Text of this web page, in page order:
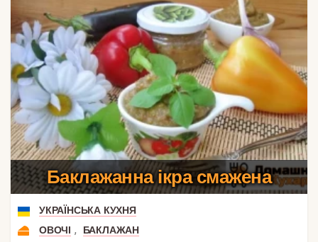
Баклажанна ікра смажена
УКРАЇНСЬКА КУХНЯ
ОВОЧІ ,
БАКЛАЖАН